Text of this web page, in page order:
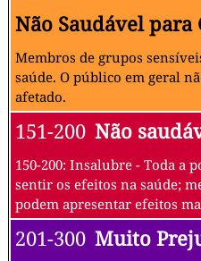
Não Saudável para
Membros de grupos
saúde. O público em geral
afetado.
151-200 Não
150-200: Insalubre - Toda a
sentir os efeitos na saúde;
podem apresentar efeitos
201-300 Muito